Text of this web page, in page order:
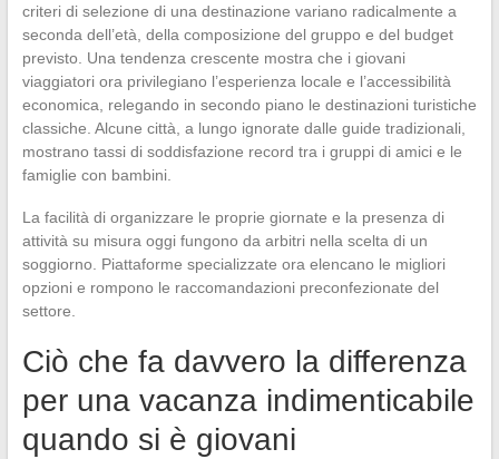
criteri di selezione di una destinazione variano radicalmente a
seconda dell’età, della composizione del gruppo e del budget
previsto. Una tendenza crescente mostra che i giovani
viaggiatori ora privilegiano l’esperienza locale e l’accessibilità
economica, relegando in secondo piano le destinazioni turistiche
classiche. Alcune città, a lungo ignorate dalle guide tradizionali,
mostrano tassi di soddisfazione record tra i gruppi di amici e le
famiglie con bambini.
La facilità di organizzare le proprie giornate e la presenza di
attività su misura oggi fungono da arbitri nella scelta di un
soggiorno. Piattaforme specializzate ora elencano le migliori
opzioni e rompono le raccomandazioni preconfezionate del
settore.
Ciò che fa davvero la differenza
per una vacanza indimenticabile
quando si è giovani